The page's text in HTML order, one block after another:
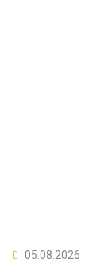
05.08.2026